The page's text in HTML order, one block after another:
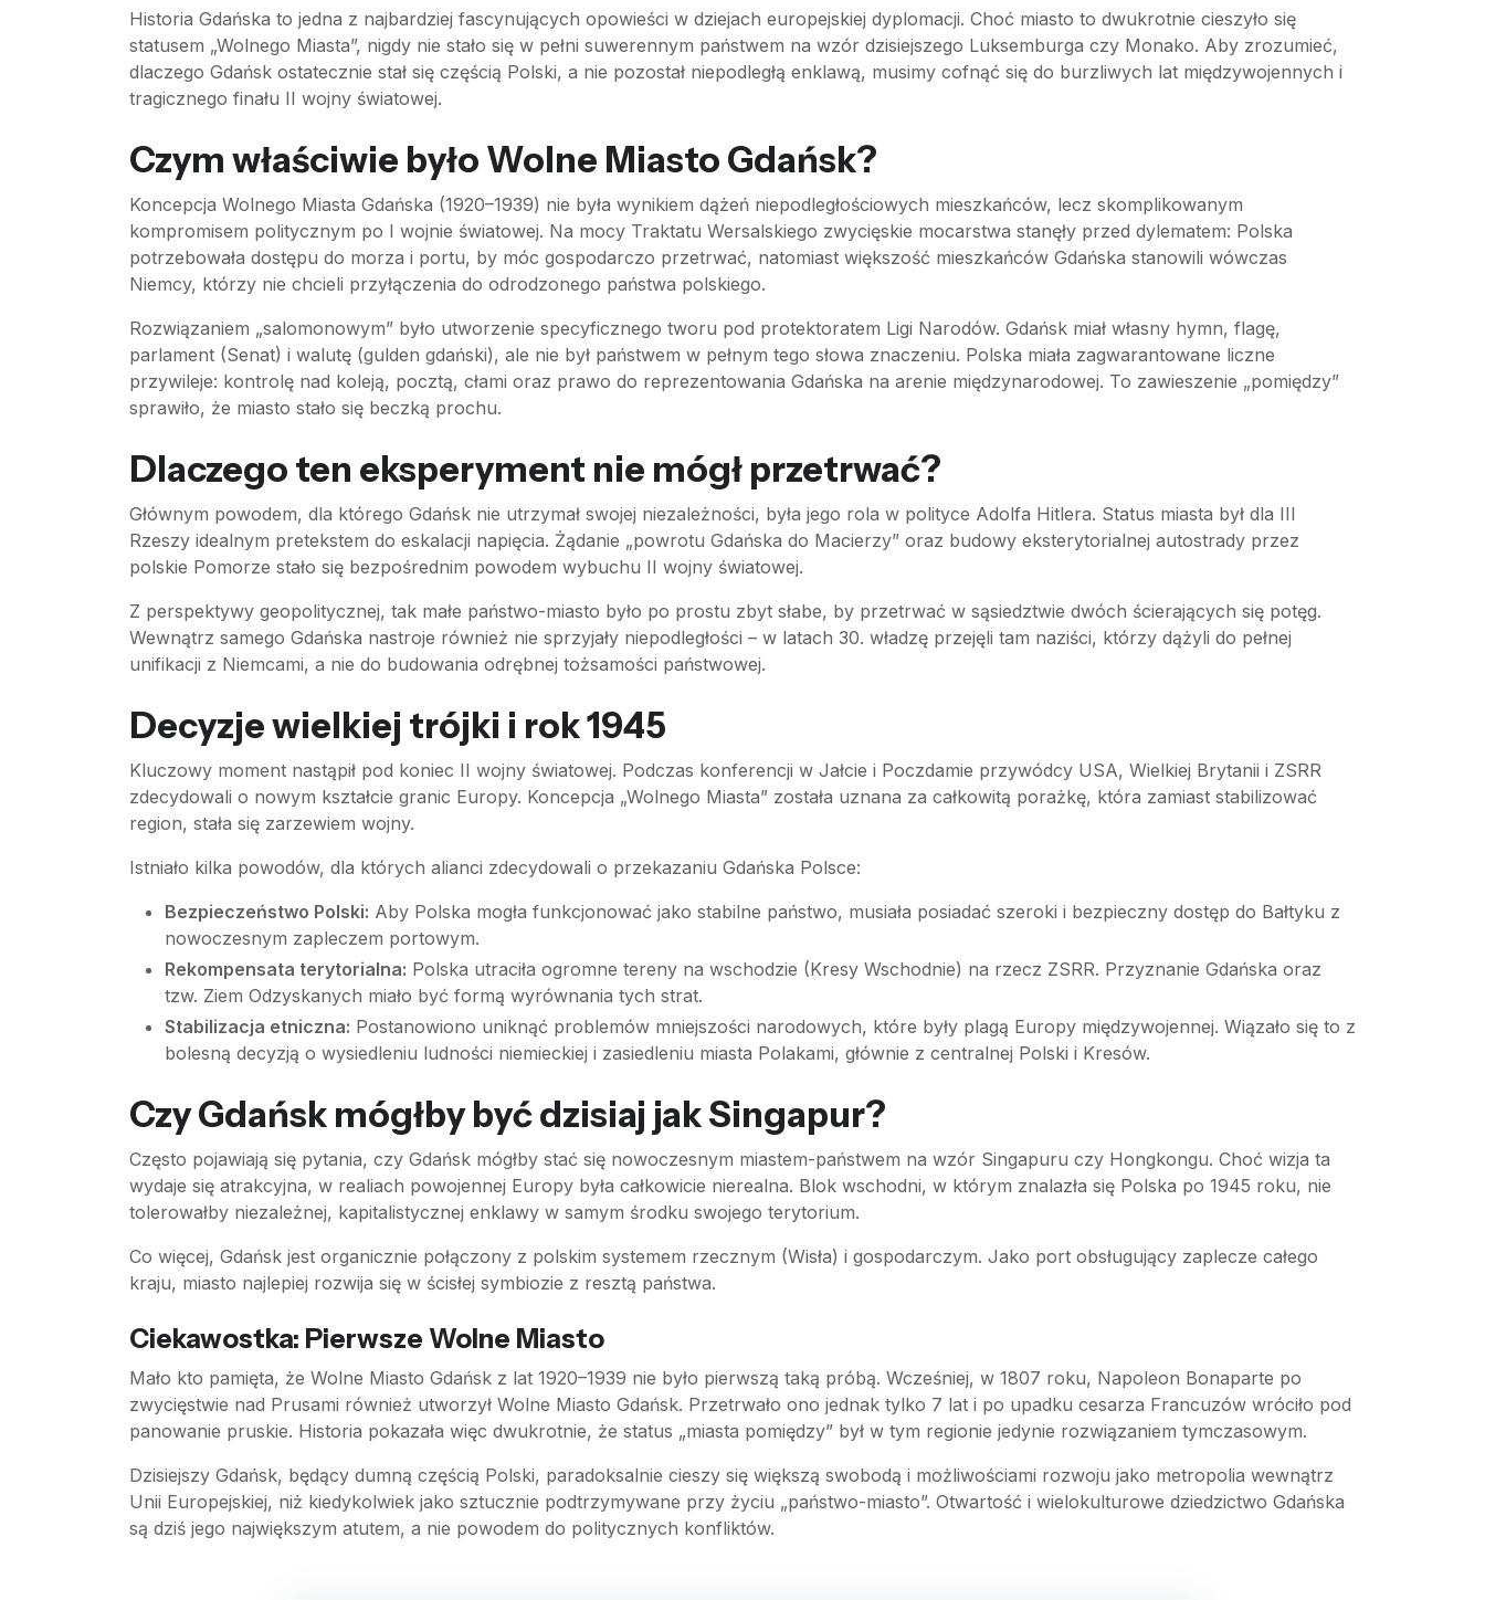
Historia Gdańska to jedna z najbardziej fascynujących opowieści w dziejach europejskiej dyplomacji. Choć miasto to dwukrotnie cieszyło się
statusem „Wolnego Miasta”, nigdy nie stało się w pełni suwerennym państwem na wzór dzisiejszego Luksemburga czy Monako. Aby zrozumieć,
dlaczego Gdańsk ostatecznie stał się częścią Polski, a nie pozostał niepodległą enklawą, musimy cofnąć się do burzliwych lat międzywojennych i
tragicznego finału II wojny światowej.
Czym właściwie było Wolne Miasto Gdańsk?
Koncepcja Wolnego Miasta Gdańska (1920–1939) nie była wynikiem dążeń niepodległościowych mieszkańców, lecz skomplikowanym
kompromisem politycznym po I wojnie światowej. Na mocy Traktatu Wersalskiego zwycięskie mocarstwa stanęły przed dylematem: Polska
potrzebowała dostępu do morza i portu, by móc gospodarczo przetrwać, natomiast większość mieszkańców Gdańska stanowili wówczas
Niemcy, którzy nie chcieli przyłączenia do odrodzonego państwa polskiego.
Rozwiązaniem „salomonowym” było utworzenie specyficznego tworu pod protektoratem Ligi Narodów. Gdańsk miał własny hymn, flagę,
parlament (Senat) i walutę (gulden gdański), ale nie był państwem w pełnym tego słowa znaczeniu. Polska miała zagwarantowane liczne
przywileje: kontrolę nad koleją, pocztą, cłami oraz prawo do reprezentowania Gdańska na arenie międzynarodowej. To zawieszenie „pomiędzy”
sprawiło, że miasto stało się beczką prochu.
Dlaczego ten eksperyment nie mógł przetrwać?
Głównym powodem, dla którego Gdańsk nie utrzymał swojej niezależności, była jego rola w polityce Adolfa Hitlera. Status miasta był dla III
Rzeszy idealnym pretekstem do eskalacji napięcia. Żądanie „powrotu Gdańska do Macierzy” oraz budowy eksterytorialnej autostrady przez
polskie Pomorze stało się bezpośrednim powodem wybuchu II wojny światowej.
Z perspektywy geopolitycznej, tak małe państwo-miasto było po prostu zbyt słabe, by przetrwać w sąsiedztwie dwóch ścierających się potęg.
Wewnątrz samego Gdańska nastroje również nie sprzyjały niepodległości – w latach 30. władzę przejęli tam naziści, którzy dążyli do pełnej
unifikacji z Niemcami, a nie do budowania odrębnej tożsamości państwowej.
Decyzje wielkiej trójki i rok 1945
Kluczowy moment nastąpił pod koniec II wojny światowej. Podczas konferencji w Jałcie i Poczdamie przywódcy USA, Wielkiej Brytanii i ZSRR
zdecydowali o nowym kształcie granic Europy. Koncepcja „Wolnego Miasta” została uznana za całkowitą porażkę, która zamiast stabilizować
region, stała się zarzewiem wojny.
Istniało kilka powodów, dla których alianci zdecydowali o przekazaniu Gdańska Polsce:
Bezpieczeństwo Polski: Aby Polska mogła funkcjonować jako stabilne państwo, musiała posiadać szeroki i bezpieczny dostęp do Bałtyku z
nowoczesnym zapleczem portowym.
Rekompensata terytorialna: Polska utraciła ogromne tereny na wschodzie (Kresy Wschodnie) na rzecz ZSRR. Przyznanie Gdańska oraz
tzw. Ziem Odzyskanych miało być formą wyrównania tych strat.
Stabilizacja etniczna: Postanowiono uniknąć problemów mniejszości narodowych, które były plagą Europy międzywojennej. Wiązało się to z
bolesną decyzją o wysiedleniu ludności niemieckiej i zasiedleniu miasta Polakami, głównie z centralnej Polski i Kresów.
Czy Gdańsk mógłby być dzisiaj jak Singapur?
Często pojawiają się pytania, czy Gdańsk mógłby stać się nowoczesnym miastem-państwem na wzór Singapuru czy Hongkongu. Choć wizja ta
wydaje się atrakcyjna, w realiach powojennej Europy była całkowicie nierealna. Blok wschodni, w którym znalazła się Polska po 1945 roku, nie
tolerowałby niezależnej, kapitalistycznej enklawy w samym środku swojego terytorium.
Co więcej, Gdańsk jest organicznie połączony z polskim systemem rzecznym (Wisła) i gospodarczym. Jako port obsługujący zaplecze całego
kraju, miasto najlepiej rozwija się w ścisłej symbiozie z resztą państwa.
Ciekawostka: Pierwsze Wolne Miasto
Mało kto pamięta, że Wolne Miasto Gdańsk z lat 1920–1939 nie było pierwszą taką próbą. Wcześniej, w 1807 roku, Napoleon Bonaparte po
zwycięstwie nad Prusami również utworzył Wolne Miasto Gdańsk. Przetrwało ono jednak tylko 7 lat i po upadku cesarza Francuzów wróciło pod
panowanie pruskie. Historia pokazała więc dwukrotnie, że status „miasta pomiędzy” był w tym regionie jedynie rozwiązaniem tymczasowym.
Dzisiejszy Gdańsk, będący dumną częścią Polski, paradoksalnie cieszy się większą swobodą i możliwościami rozwoju jako metropolia wewnątrz
Unii Europejskiej, niż kiedykolwiek jako sztucznie podtrzymywane przy życiu „państwo-miasto”. Otwartość i wielokulturowe dziedzictwo Gdańska
są dziś jego największym atutem, a nie powodem do politycznych konfliktów.